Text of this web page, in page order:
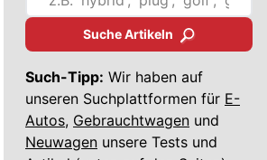
Suche Artikeln
Such-Tipp: Wir haben auf
unseren Suchplattformen für E-
Autos, Gebrauchtwagen und
Neuwagen unsere Tests und